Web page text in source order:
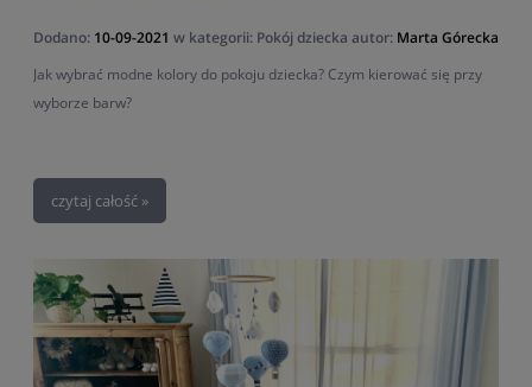
Dodano: 10-09-2021 w kategorii: Pokój dziecka autor: Marta Górecka
Jak wybrać modne kolory do pokoju dziecka? Czym kierować się przy
wyborze barw?
czytaj całość »